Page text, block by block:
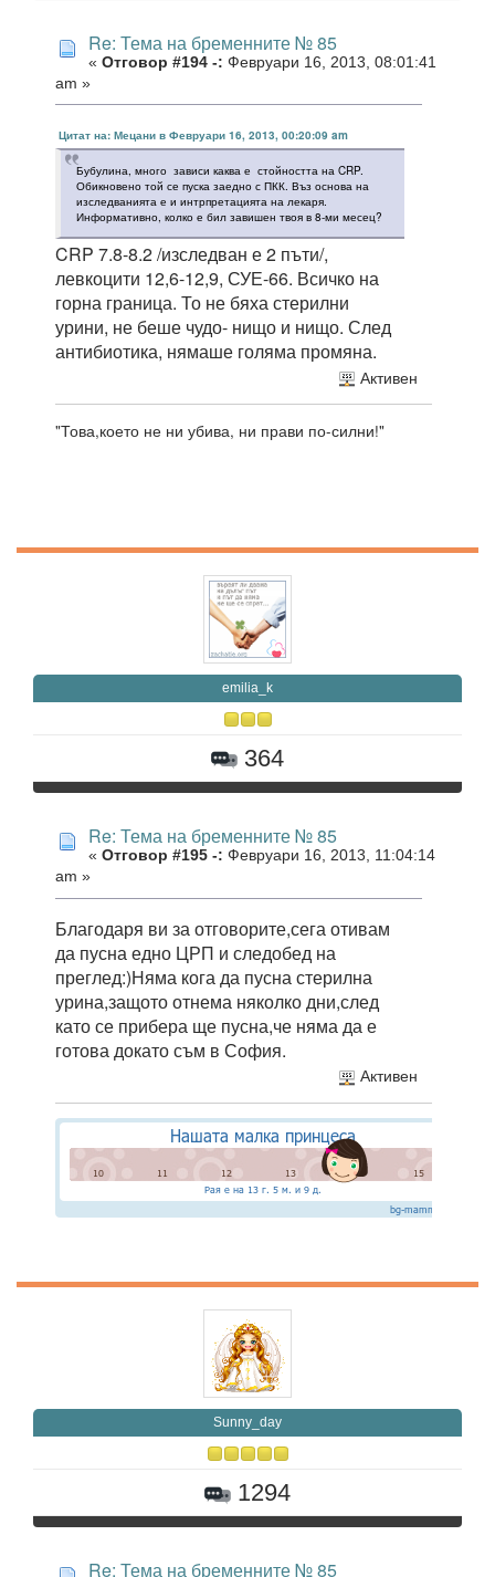
Re: Тема на бременните № 85
« Отговор #194 -: Февруари 16, 2013, 08:01:41
am »
Цитат на: Мецани в Февруари 16, 2013, 00:20:09 am
Бубулина, много зависи каква е стойността на CRP.
Обикновено той се пуска заедно с ПКК. Въз основа на
изследванията е и интрпретацията на лекаря.
Информативно, колко е бил завишен твоя в 8-ми месец?
CRP 7.8-8.2 /изследван е 2 пъти/,
левкоцити 12,6-12,9, СУЕ-66. Всичко на
горна граница. То не бяха стерилни
урини, не беше чудо- нищо и нищо. След
антибиотика, нямаше голяма промяна.
Активен
"Това,което не ни убива, ни прави по-силни!"
emilia_k
364
Re: Тема на бременните № 85
« Отговор #195 -: Февруари 16, 2013, 11:04:14
am »
Благодаря ви за отговорите,сега отивам
да пусна едно ЦРП и следобед на
преглед:)Няма кога да пусна стерилна
урина,защото отнема няколко дни,след
като се прибера ще пусна,че няма да е
готова докато съм в София.
Активен
Sunny_day
1294
Re: Тема на бременните № 85